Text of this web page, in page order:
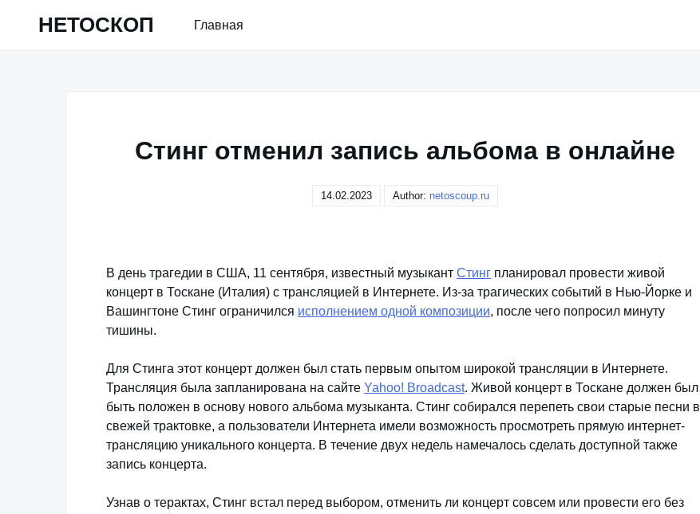
НЕТОСКОП Главная
Стинг отменил запись альбома в онлайне
14.02.2023 Author: netoscoup.ru
В день трагедии в США, 11 сентября, известный музыкант Стинг планировал провести живой
концерт в Тоскане (Италия) с трансляцией в Интернете. Из-за трагических событий в Нью-Йорке и
Вашингтоне Стинг ограничился исполнением одной композиции, после чего попросил минуту
тишины.
Для Стинга этот концерт должен был стать первым опытом широкой трансляции в Интернете.
Трансляция была запланирована на сайте Yahoo! Broadcast. Живой концерт в Тоскане должен был
быть положен в основу нового альбома музыканта. Стинг собирался перепеть свои старые песни в
свежей трактовке, а пользователи Интернета имели возможность просмотреть прямую интернет-
трансляцию уникального концерта. В течение двух недель намечалось сделать доступной также
запись концерта.
Узнав о терактах, Стинг встал перед выбором, отменить ли концерт совсем или провести его без